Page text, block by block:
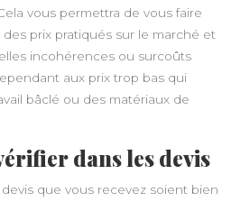
vous permettra de vous faire
prix pratiqués sur le marché et
incohérences ou surcoûts
aux prix trop bas qui
bâclé ou des matériaux de
dans les devis
que vous recevez soient bien